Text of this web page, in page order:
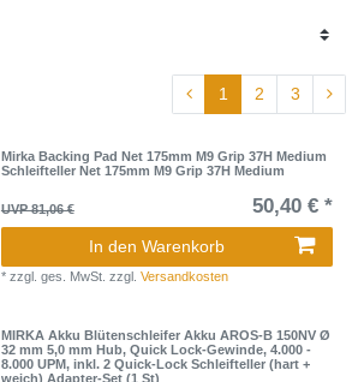
1 2 3
Mirka Backing Pad Net 175mm M9 Grip 37H Medium
Schleifteller Net 175mm M9 Grip 37H Medium
UVP 81,06 € 50,40 € *
In den Warenkorb
* zzgl. ges. MwSt. zzgl. Versandkosten
MIRKA Akku Blütenschleifer Akku AROS-B 150NV Ø
32 mm 5,0 mm Hub, Quick Lock-Gewinde, 4.000 -
8.000 UPM, inkl. 2 Quick-Lock Schleifteller (hart +
weich) Adapter-Set (1 St)